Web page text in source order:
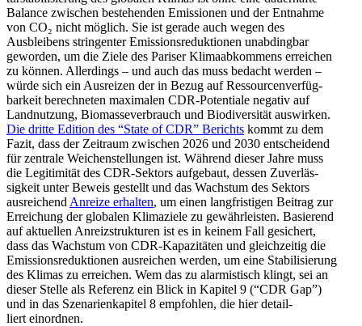
Balance zwischen bestehenden Emissionen und der Entnahme
von CO₂ nicht möglich. Sie ist gerade auch wegen des
Ausbleibens strin­genter Emissi­ons­re­duk­tionen unabdingbar
geworden, um die Ziele des Pariser Klima­ab­kommens erreichen
zu können. Aller­dings – und auch das muss bedacht werden –
würde sich ein Ausreizen der in Bezug auf Ressour­cen­ver­füg­
barkeit berech­neten maximalen CDR-Poten­tiale negativ auf
Landnutzung, Biomas­se­ver­brauch und Biodi­ver­sität auswirken.
Die dritte Edition des “State of CDR” Berichts kommt zu dem
Fazit, dass der Zeitraum zwischen 2026 und 2030 entscheidend
für zentrale Weichen­stel­lungen ist. Während dieser Jahre muss
die Legiti­mität des CDR-Sektors aufgebaut, dessen Zuver­läs­
sigkeit unter Beweis gestellt und das Wachstum des Sektors
ausrei­chend Anreize erhalten, um einen langfris­tigen Beitrag zur
Errei­chung der globalen Klima­ziele zu gewähr­leisten. Basierend
auf aktuellen Anreiz­struk­turen ist es in keinem Fall gesichert,
dass das Wachstum von CDR-Kapazi­täten und gleich­zeitig die
Emissi­ons­re­duk­tionen ausreichen werden, um eine Stabi­li­sierung
des Klimas zu erreichen. Wem das zu alarmis­tisch klingt, sei an
dieser Stelle als Referenz ein Blick in Kapitel 9 (“CDR Gap”)
und in das Szena­ri­en­ka­pitel 8 empfohlen, die hier detail­
liert einordnen.